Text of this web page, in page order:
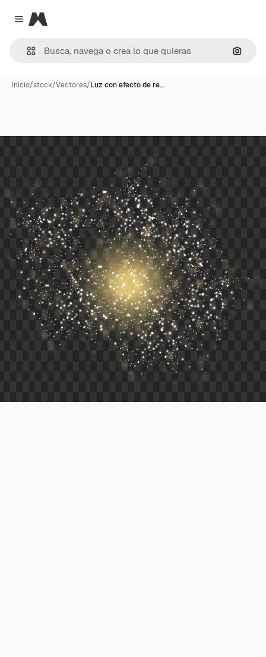
Close menu
Magnific
Inicio/stock/Vectores/Luz con efecto de re…